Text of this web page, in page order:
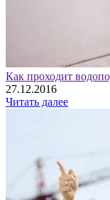
Как проходит
27.12.2016
Читать далее